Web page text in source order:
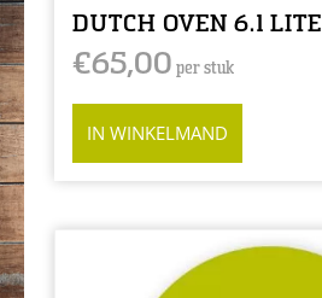
DUTCH OVEN 6.1
€65,00 per stuk
IN WINKELMAND